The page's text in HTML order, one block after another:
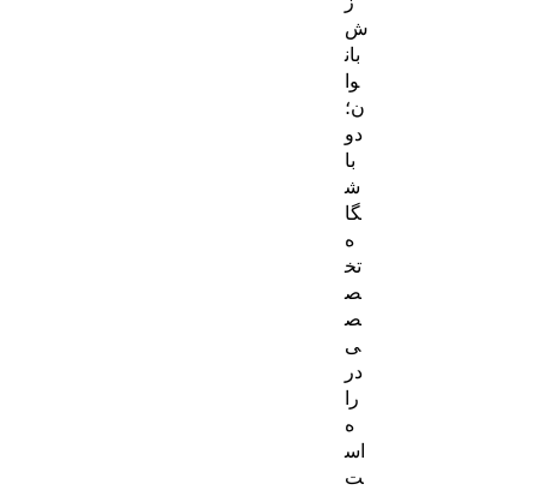
ش
بان
وا
ن؛
دو
با
ش
گا
ه
تخ
ص
ص
ی
در
را
ه
اس
ت